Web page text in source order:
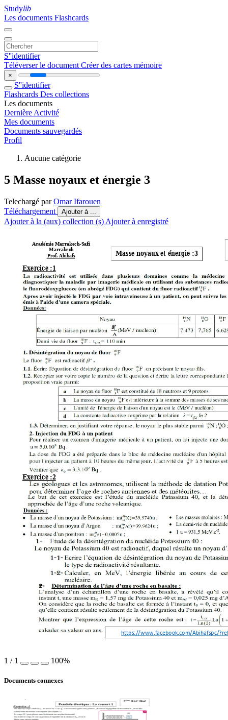
Studylib
Les documents Flashcards
S''identifier
Téléverser le document Créer des cartes mémoire
×
S''identifier
Flashcards Des collections
Les documents
Dernière Activité
Mes documents
Documents sauvegardés
Profil
Aucune catégorie
5 Masse noyaux et énergie 3
Telechargé parOmar Ifarouen
Téléchargement
Ajouter à ...
Ajouter à la (aux) collection (s) Ajouter à enregistré
Exercice :1
Exercice :2
Académie Marrakech-Safi
Marrakech
f. Abihafs
o
Pr Masse noyaux et énergie :3
https://www.facebook.com/Abihafspc/
1 / 1 100%
Documents connexes